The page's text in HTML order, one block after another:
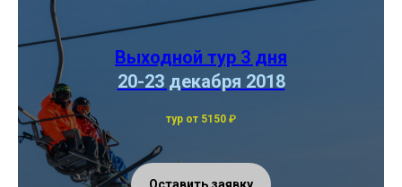
Выходной тур 3 дня
20-23 декабря 2018
тур от 5150 ₽